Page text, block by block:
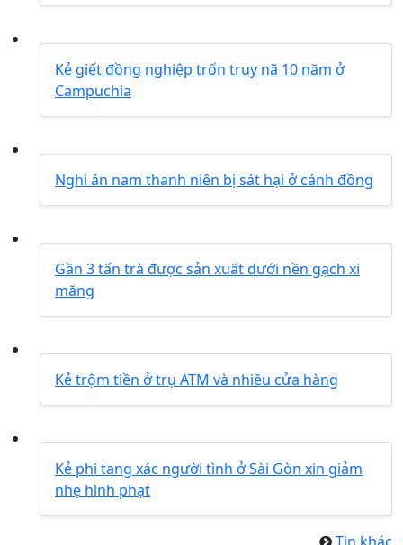
Kẻ giết đồng nghiệp trốn truy nã 10 năm ở
Campuchia
Nghi án nam thanh niên bị sát hại ở cánh đồng
Gần 3 tấn trà được sản xuất dưới nền gạch xi
măng
Kẻ trộm tiền ở trụ ATM và nhiều cửa hàng
Kẻ phi tang xác người tình ở Sài Gòn xin giảm
nhẹ hình phạt